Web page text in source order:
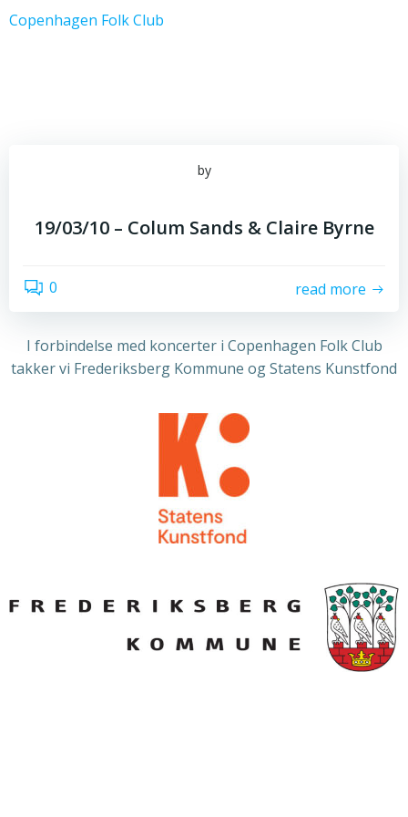
Copenhagen Folk Club
by
19/03/10 – Colum Sands & Claire Byrne
0 read more
I forbindelse med koncerter i Copenhagen Folk Club
takker vi Frederiksberg Kommune og Statens Kunstfond